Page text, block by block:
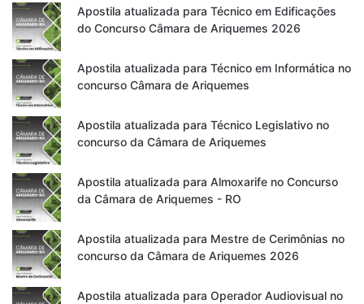
Apostila atualizada para Técnico em Edificações
do Concurso Câmara de Ariquemes 2026
Apostila atualizada para Técnico em Informática no
concurso Câmara de Ariquemes
Apostila atualizada para Técnico Legislativo no
concurso da Câmara de Ariquemes
Apostila atualizada para Almoxarife no Concurso
da Câmara de Ariquemes - RO
Apostila atualizada para Mestre de Cerimônias no
concurso da Câmara de Ariquemes 2026
Apostila atualizada para Operador Audiovisual no